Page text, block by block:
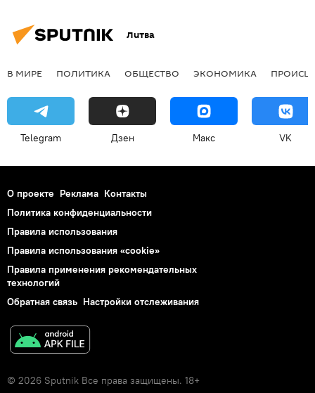
Литва
В МИРЕ ПОЛИТИКА ОБЩЕСТВО ЭКОНОМИКА
Telegram Дзен Макс VK
О проекте Реклама Контакты
Политика конфиденциальности
Правила использования
Правила использования «cookie»
Правила применения рекомендательных
технологий
Обратная связь Настройки отслеживания
© 2026 Sputnik Все права защищены. 18+